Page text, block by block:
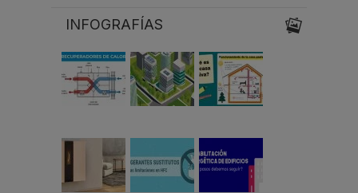
INFOGRAFÍAS